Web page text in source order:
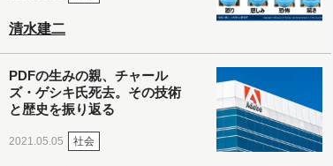
清水建二
PDFの生みの親、チャール
ズ・ゲシキ氏死去。その技術
と歴史を振り返る
2021.05.05 社会